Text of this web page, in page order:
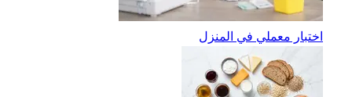
اختبار معملي في المنزل